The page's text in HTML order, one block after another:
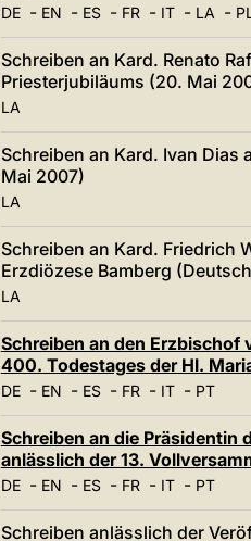
DE- EN - ES- FR- IT- LA-
Schreiben an Kard. Renato
Priesterjubiläums (20. Mai
LA
Schreiben an Kard. Ivan
Mai 2007)
LA
Schreiben an Kard. Friedrich
Erzdiözese Bamberg
LA
Schreiben an den Erzbischof
400. Todestages der Hl.
DE- EN - ES- FR- IT- PT
Schreiben an die Präsidentin
anlässlich der 13.
DE- EN - ES- FR- IT- PT
Schreiben anlässlich der